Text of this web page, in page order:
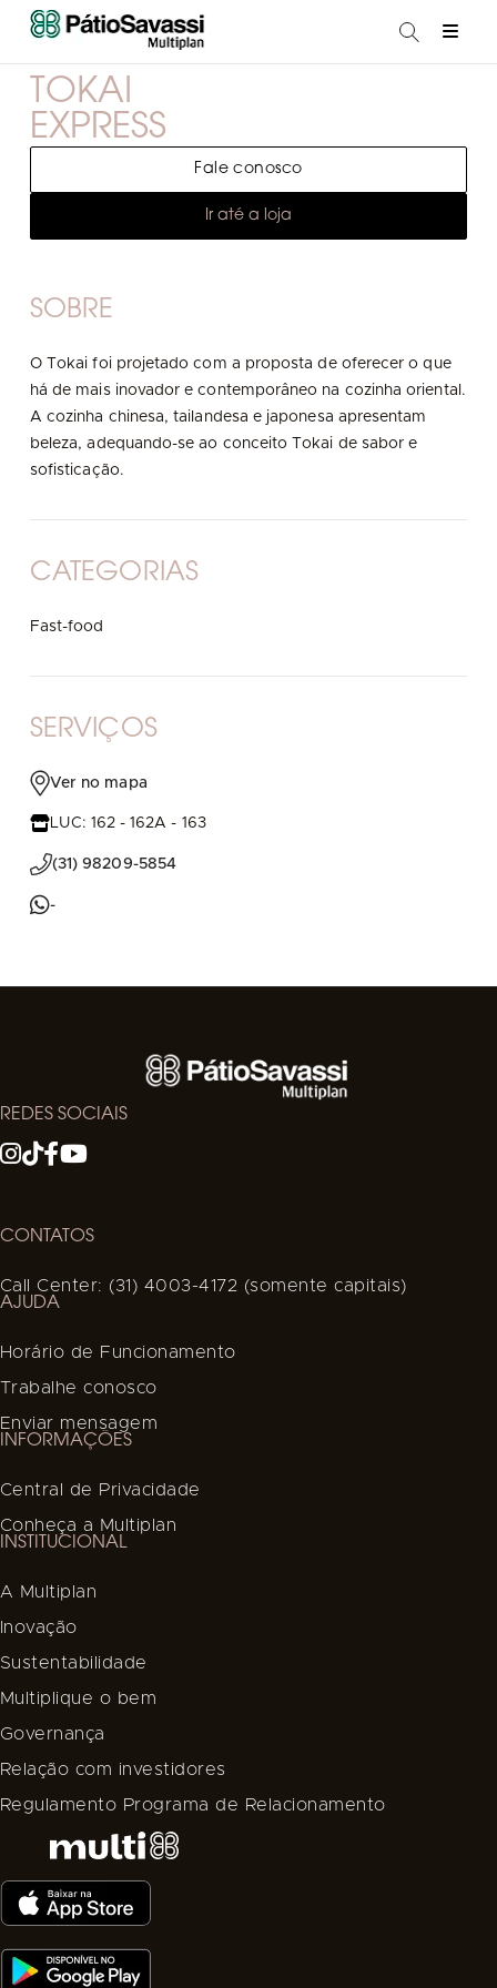
TOKAI
EXPRESS
Fale conosco
Ir até a loja
SOBRE
O Tokai foi projetado com a proposta de oferecer o que
há de mais inovador e contemporâneo na cozinha oriental.
A cozinha chinesa, tailandesa e japonesa apresentam
beleza, adequando-se ao conceito Tokai de sabor e
sofisticação.
CATEGORIAS
Fast-food
SERVIÇOS
Ver no mapa
LUC: 162 - 162A - 163
(31) 98209-5854
-
REDES SOCIAIS
CONTATOS
Call Center: (31) 4003-4172 (somente capitais)
AJUDA
Horário de Funcionamento
Trabalhe conosco
Enviar mensagem
INFORMAÇÕES
Central de Privacidade
Conheça a Multiplan
INSTITUCIONAL
A Multiplan
Inovação
Sustentabilidade
Multiplique o bem
Governança
Relação com investidores
Regulamento Programa de Relacionamento